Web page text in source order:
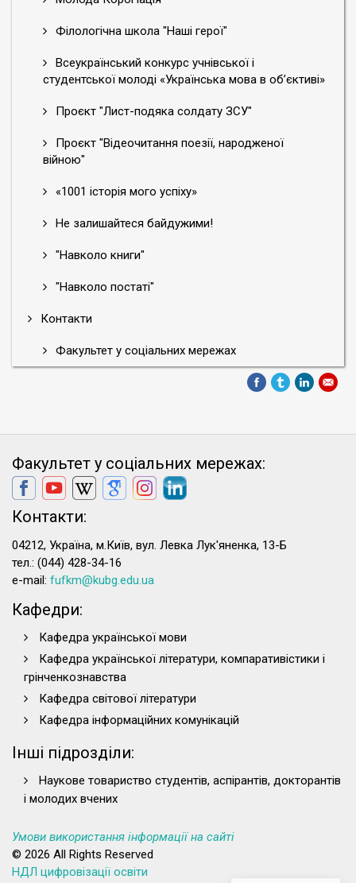
Філологічна школа "Наші герої"
Всеукраїнський конкурс учнівської і
студентської молоді «Українська мова в об’єктиві»
Проєкт "Лист-подяка солдату ЗСУ"
Проєкт "Відеочитання поезії, народженої
війною"
«1001 історія мого успіху»
Не залишайтеся байдужими!
"Навколо книги"
"Навколо постаті"
Контакти
Факультет у соціальних мережах
Факультет у соціальних мережах:
Контакти:
04212, Україна, м.Київ, вул. Левка Лук'яненка, 13-Б
тел.: (044) 428-34-16
e-mail: fufkm@kubg.edu.ua
Кафедри:
Кафедра української мови
Кафедра української літератури, компаративістики і
грінченкознавства
Кафедра світової літератури
Кафедра інформаційних комунікацій
Інші підрозділи:
Наукове товариство студентів, аспірантів, докторантів
і молодих вчених
Умови використання інформації на сайті
© 2026 All Rights Reserved
НДЛ цифровізації освіти